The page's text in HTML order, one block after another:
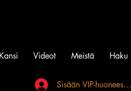
Kansi Videot Meistä Haku
Sisään VIP-huoneeseen